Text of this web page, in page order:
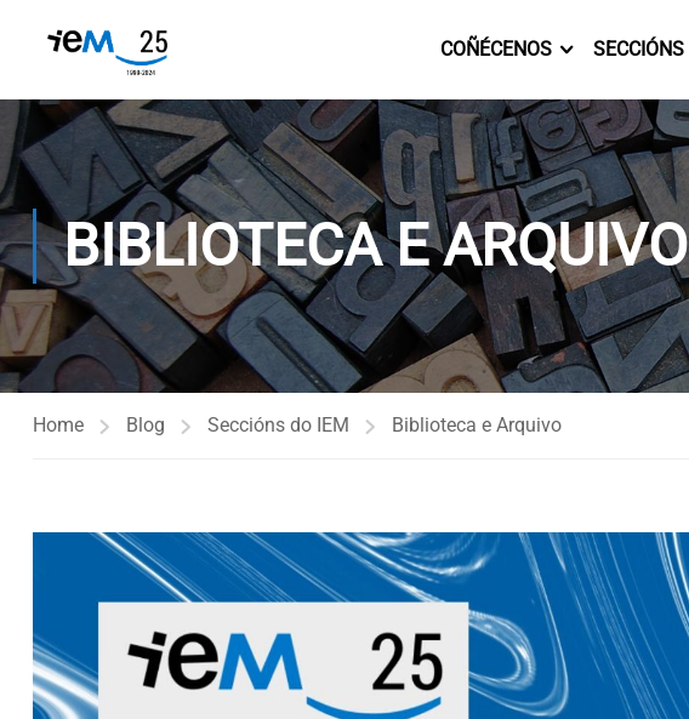
COÑÉCENOS SECCIÓNS
BIBLIOTECA E ARQUIVO
Home Blog Seccións do IEM Biblioteca e Arquivo